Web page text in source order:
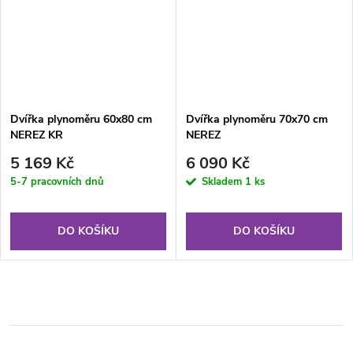
Dvířka plynoměru 60x80 cm
NEREZ KR
5 169 Kč
5-7 pracovních dnů
DO KOŠÍKU
Dvířka plynoměru 70x70 cm
NEREZ
6 090 Kč
Skladem 1 ks
DO KOŠÍKU